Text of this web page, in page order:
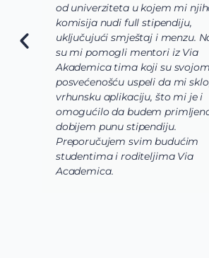
od univerziteta u kojem mi
komisija nudi full stipendiju,
uključujući smještaj i menzu.
su mi pomogli mentori iz Via
Akademica tima koji su svojom
posvećenošću uspeli da mi
vrhunsku aplikaciju, što mi je i
omogućilo da budem
dobijem punu stipendiju.
Preporučujem svim budućim
studentima i roditeljima Via
Academica.